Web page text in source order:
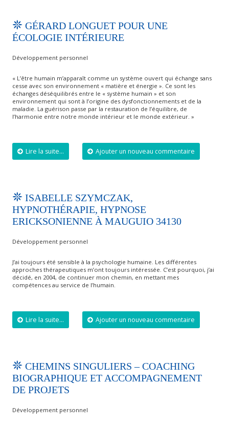
GÉRARD LONGUET POUR UNE
ÉCOLOGIE INTÉRIEURE
Développement personnel
« L’être humain m’apparaît comme un système ouvert qui échange sans
cesse avec son environnement « matière et énergie ». Ce sont les
échanges déséquilibrés entre le « système humain » et son
environnement qui sont à l’origine des dysfonctionnements et de la
maladie. La guérison passe par la restauration de l’équilibre, de
l’harmonie entre notre monde intérieur et le monde extérieur. »
Lire la suite... Ajouter un nouveau commentaire
ISABELLE SZYMCZAK,
HYPNOTHÉRAPIE, HYPNOSE
ERICKSONIENNE À MAUGUIO 34130
Développement personnel
J’ai toujours été sensible à la psychologie humaine. Les différentes
approches thérapeutiques m’ont toujours intéressée. C’est pourquoi, j’ai
décidé, en 2004, de continuer mon chemin, en mettant mes
compétences au service de l’humain.
Lire la suite... Ajouter un nouveau commentaire
CHEMINS SINGULIERS – COACHING
BIOGRAPHIQUE ET ACCOMPAGNEMENT
DE PROJETS
Développement personnel